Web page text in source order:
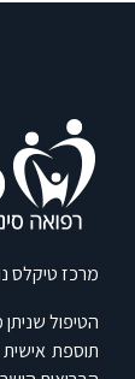
מרכז טיקלס
הטיפול
תוספת